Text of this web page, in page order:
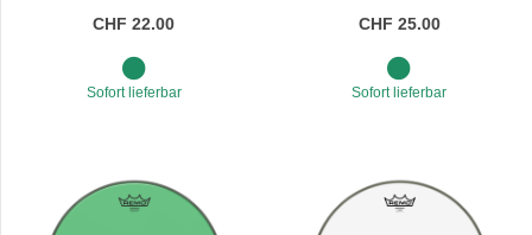
CHF 22.00
Sofort lieferbar
CHF 25.00
Sofort lieferbar